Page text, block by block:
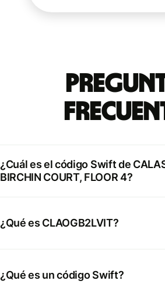
¿Cuál es el código Swift de
BIRCHIN COURT, FLOOR 4?
¿Qué es CLAOGB2LVIT?
¿Qué es un código Swift?